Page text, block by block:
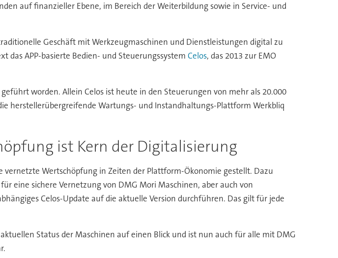
auf finanzieller Ebene, im Bereich der Weiterbildung sowie in Service- und
Geschäft mit Werkzeugmaschinen und Dienstleistungen digital zu
das APP-basierte Bedien- und Steuerungssystem Celos, das 2013 zur EMO
worden. Allein Celos ist heute in den Steuerungen von mehr als 20.000
herstellerübergreifende Wartungs- und Instandhaltungs-Plattform Werkbliq
ist Kern der Digitalisierung
Wertschöpfung in Zeiten der Plattform-Ökonomie gestellt. Dazu
eine sichere Vernetzung von DMG Mori Maschinen, aber auch von
Celos-Update auf die aktuelle Version durchführen. Das gilt für jede
Status der Maschinen auf einen Blick und ist nun auch für alle mit DMG